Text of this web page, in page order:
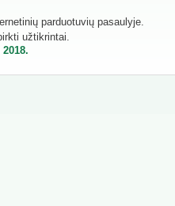
parduotuvių pasaulyje.
užtikrintai.